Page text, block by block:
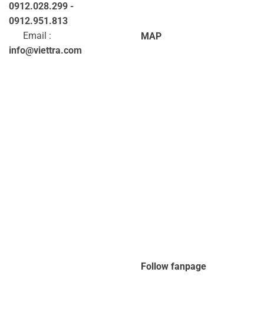
0912.028.299 -
0912.951.813
Email :
info@viettra.com
MAP
Follow fanpage